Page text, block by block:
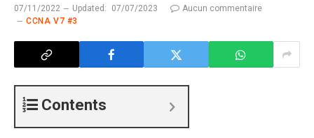
07/11/2022 Updated: 07/07/2023
Aucun commentaire
CCNA V7 #3
Contents